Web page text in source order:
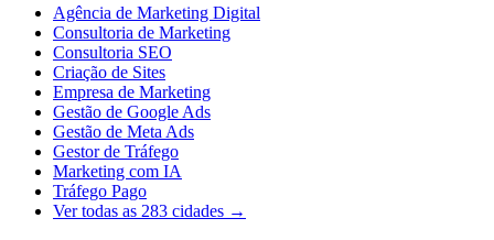
Agência de Marketing Digital
Consultoria de Marketing
Consultoria SEO
Criação de Sites
Empresa de Marketing
Gestão de Google Ads
Gestão de Meta Ads
Gestor de Tráfego
Marketing com IA
Tráfego Pago
Ver todas as 283 cidades →